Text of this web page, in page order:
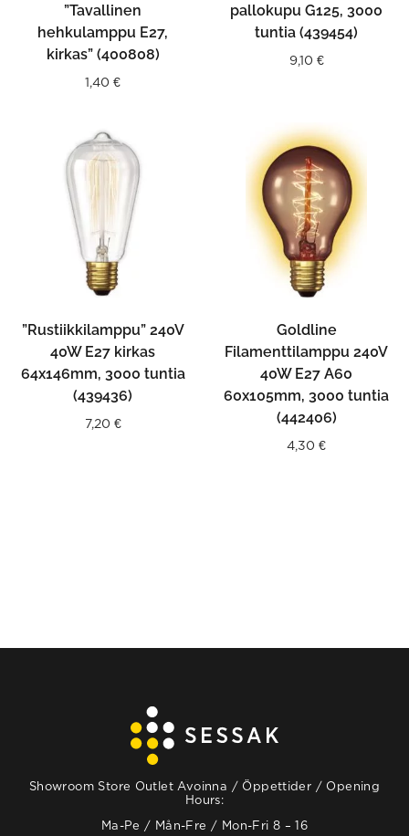
”Tavallinen
hehkulamppu E27,
kirkas” (400808)
1,40 €
pallokupu G125, 3000
tuntia (439454)
9,10 €
”Rustiikkilamppu” 240V
40W E27 kirkas
64x146mm, 3000 tuntia
(439436)
7,20 €
Goldline
Filamenttilamppu 240V
40W E27 A60
60x105mm, 3000 tuntia
(442406)
4,30 €
Showroom Store Outlet Avoinna / Öppettider / Opening
Hours:
Ma-Pe / Mån-Fre / Mon-Fri 8 – 16